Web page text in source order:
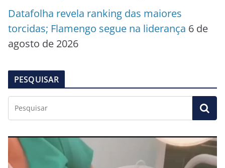
Datafolha revela ranking das maiores
torcidas; Flamengo segue na liderança 6 de
agosto de 2026
PESQUISAR